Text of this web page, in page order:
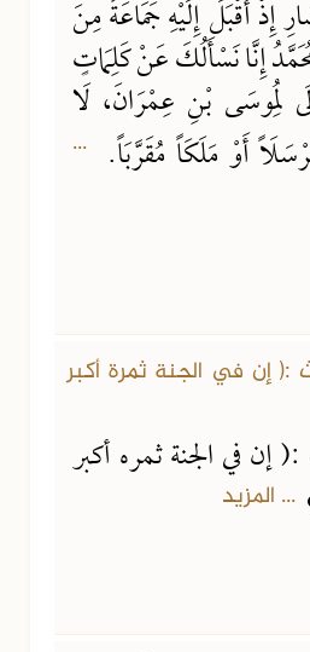
إِذْ أَقْبَلَ إِلَيْهِ جَمَاعَةٌ مِنَ
إِنَّا نَسْأَلُكَ عَنْ كَلِمَاتٍ
لِمُوسَى بْنِ عِمْرَانَ، لَا
أَوْ مَلَكَاً مُقَرَّبَاً.
...
:( إن في الجنة ثمرة أكبر
في الجنة ثمره أكبر
... المزيد